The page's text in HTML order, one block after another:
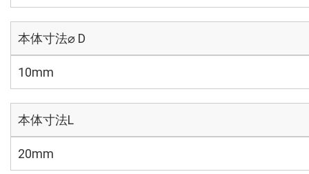
本体寸法⌀ D
10mm
本体寸法L
20mm